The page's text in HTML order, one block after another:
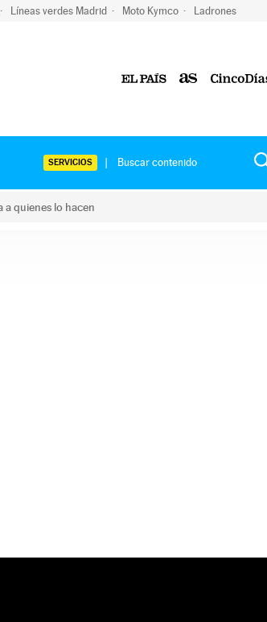
Líneas verdes Madrid Moto Kymco Ladrones
SERVICIOS
a quienes lo hacen